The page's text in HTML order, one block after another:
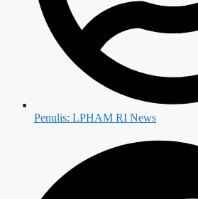
Penulis: LPHAM RI News